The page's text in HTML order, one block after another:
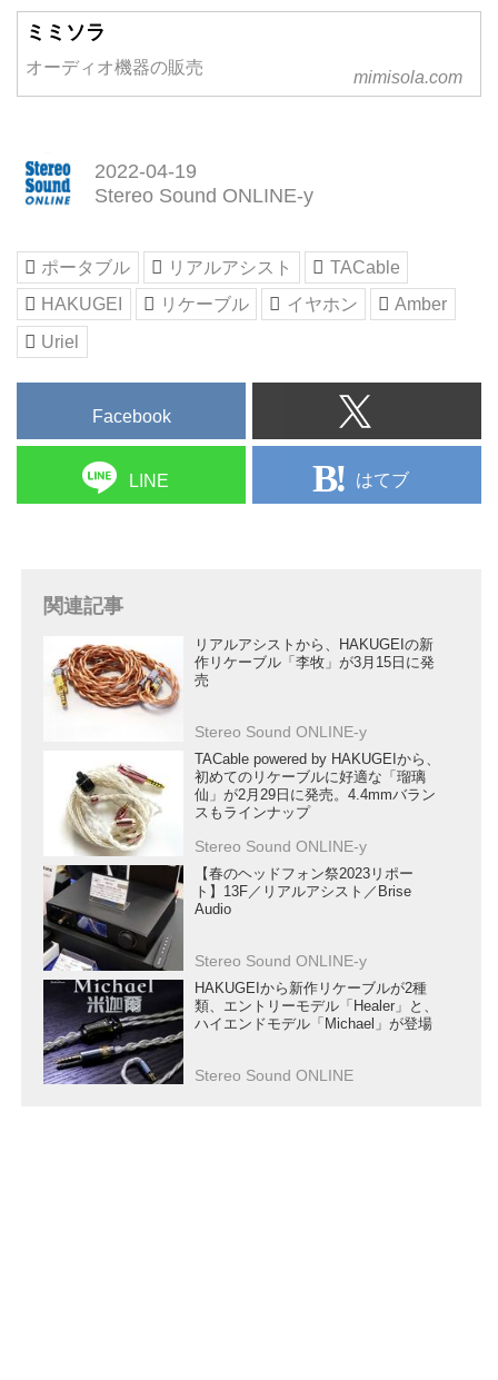
ミミソラ
オーディオ機器の販売
mimisola.com
2022-04-19
Stereo Sound ONLINE-y
ポータブル リアルアシスト
TACable
HAKUGEI
リケーブル イヤホン
Amber
Uriel
Facebook
LINE はてブ
関連記事
リアルアシストから、HAKUGEIの新
作リケーブル「李牧」が3月15日に発
売
Stereo Sound ONLINE-y
TACable powered by HAKUGEIから、
初めてのリケーブルに好適な「瑠璃
仙」が2月29日に発売。4.4mmバラン
スもラインナップ
Stereo Sound ONLINE-y
【春のヘッドフォン祭2023リポー
ト】13F／リアルアシスト／Brise
Audio
Stereo Sound ONLINE-y
HAKUGEIから新作リケーブルが2種
類、エントリーモデル「Healer」と、
ハイエンドモデル「Michael」が登場
Stereo Sound ONLINE